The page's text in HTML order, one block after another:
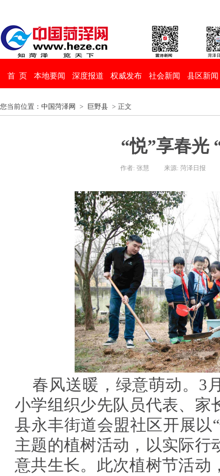
首 页 本地要闻 深度报道 权威发布 社会新闻 县区新闻
您当前位置： 中国菏泽网 > 巨野县 > 正文
“悦”享春光
作者: 张慧 来源: 菏泽日报
春风送暖，绿意萌动。3
小学组织少先队员代表、家
县永丰街道会盟社区开展以
主题的植树活动，以实际行
意共生长。此次植树节活动